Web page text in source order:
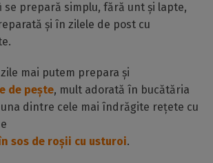
se prepară simplu, fără unt și lapte,
și în zilele de post cu
mai putem prepara și
de pește, mult adorată în bucătăria
dintre cele mai îndrăgite rețete cu
sos de roșii cu usturoi.